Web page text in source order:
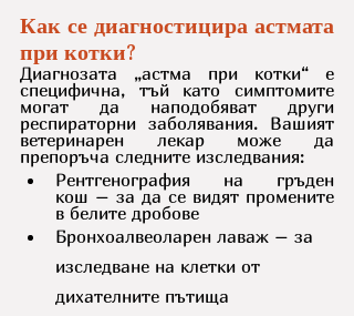
Как се диагностицира астмата
при котки?
Диагнозата „астма при котки“ е
специфична, тъй като симптомите
могат да наподобяват други
респираторни заболявания. Вашият
ветеринарен лекар може да
препоръча следните изследвания:
Рентгенография на гръден
кош – за да се видят промените
в белите дробове
Бронхоалвеоларен лаваж – за
изследване на клетки от
дихателните пътища